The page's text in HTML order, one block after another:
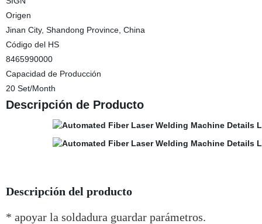
Origen
Jinan City, Shandong Province, China
Código del HS
8465990000
Capacidad de Producción
20 Set/Month
Descripción de Producto
Descripción del producto
* apoyar la soldadura guardar parámetros.